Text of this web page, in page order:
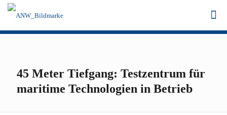
45 Meter Tiefgang: Testzentrum für
maritime Technologien in Betrieb